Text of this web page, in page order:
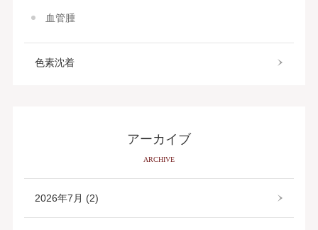
血管腫
色素沈着
アーカイブ
ARCHIVE
2026年7月 (2)